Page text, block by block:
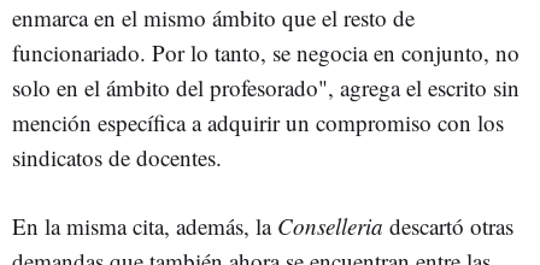
enmarca en el mismo ámbito que el resto de
funcionariado. Por lo tanto, se negocia en conjunto, no
solo en el ámbito del profesorado", agrega el escrito sin
mención específica a adquirir un compromiso con los
sindicatos de docentes.
En la misma cita, además, la Conselleria descartó otras